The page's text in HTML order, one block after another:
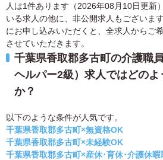
人は1件あります（2026年08月10日更新
いる求人の他に、非公開求人もございます
にお申し込みいただくと、全求人からご
させていただきます。
千葉県香取郡多古町の介護職
ヘルパー2級）求人ではどの
か？
以下のような条件が人気です。
千葉県香取郡多古町×無資格OK
千葉県香取郡多古町×未経験OK
千葉県香取郡多古町×産休･育休･介護休暇